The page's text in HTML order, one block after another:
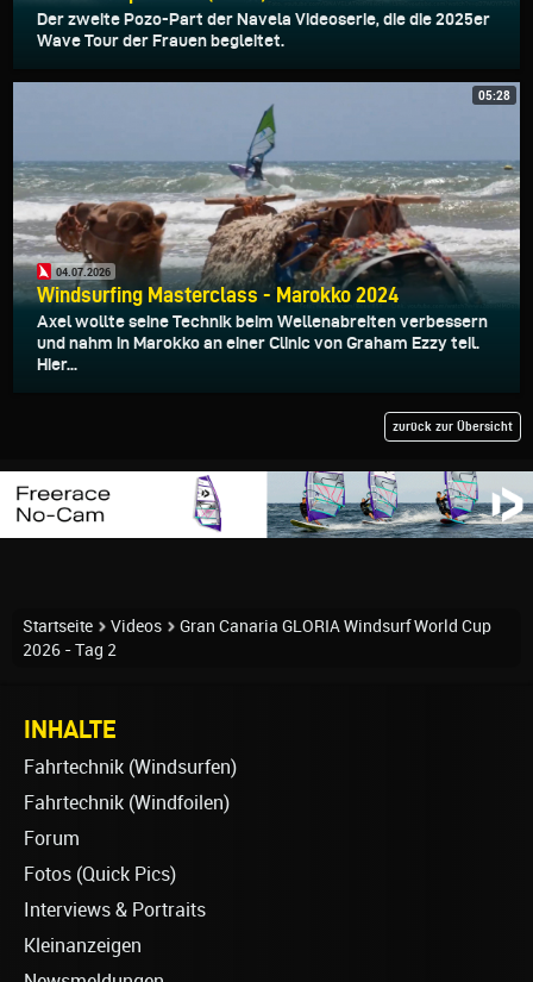
Der zweite Pozo-Part der Navela Videoserie, die die 2025er
Wave Tour der Frauen begleitet.
05:28
04.07.2026
Windsurfing Masterclass - Marokko 2024
Axel wollte seine Technik beim Wellenabreiten verbessern
und nahm in Marokko an einer Clinic von Graham Ezzy teil.
Hier...
zurück zur Übersicht
Startseite Videos
Gran Canaria GLORIA Windsurf World Cup
2026 - Tag 2
INHALTE
Fahrtechnik (Windsurfen)
Fahrtechnik (Windfoilen)
Forum
Fotos (Quick Pics)
Interviews & Portraits
Kleinanzeigen